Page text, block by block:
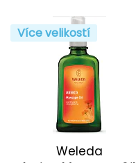
Více velikostí
Weleda